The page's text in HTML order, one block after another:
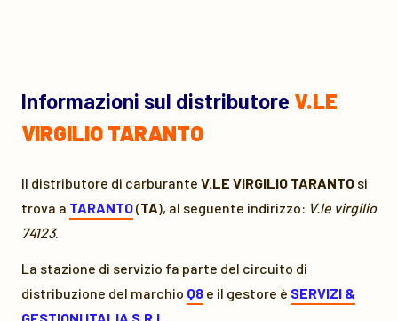
Informazioni sul distributore V.LE
VIRGILIO TARANTO
Il distributore di carburante V.LE VIRGILIO TARANTO si
trova a TARANTO(TA), al seguente indirizzo: V.le virgilio
74123.
La stazione di servizio fa parte del circuito di
distribuzione del marchio Q8 e il gestore è SERVIZI &